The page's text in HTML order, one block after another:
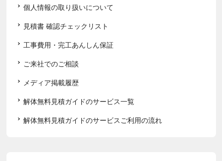
個人情報の取り扱いについて
見積書 確認チェックリスト
工事費用・完工あんしん保証
ご来社でのご相談
メディア掲載履歴
解体無料見積ガイドのサービス一覧
解体無料見積ガイドのサービスご利用の流れ